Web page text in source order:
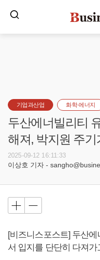
기업과산업 화학·에너지
두산에너빌리티
해져, 박지원 주
2025-09-12 16:11:33
이상호 기자 -
[비즈니스포스트] 두산
서 입지를 단단히 다져가